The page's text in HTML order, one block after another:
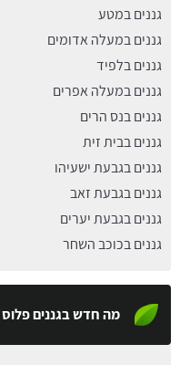
גננים במטע
גננים במעלה אדומים
גננים בלפיד
גננים במעלה אפרים
גננים בנס הרים
גננים בבית זית
גננים בגבעת ישעיהו
גננים בגבעת זאב
גננים בגבעת יערים
גננים בכוכב השחר
מה חדש בגננים פלוס
גיזום עצים בקריית אונו: